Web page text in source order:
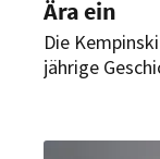
Ära ein
Die
jährige
Marke